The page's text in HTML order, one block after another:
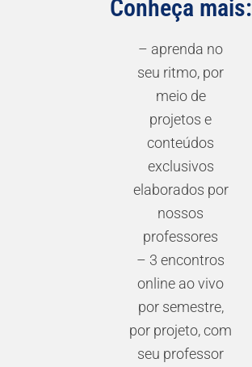
Conheça mais:
– aprenda no
seu ritmo, por
meio de
projetos e
conteúdos
exclusivos
elaborados por
nossos
professores
– 3 encontros
online ao vivo
por semestre,
por projeto, com
seu professor